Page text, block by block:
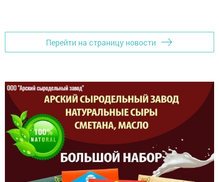
Перейти на страницу новости